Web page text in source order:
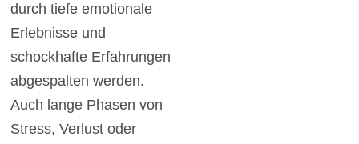
durch tiefe emotionale
Erlebnisse und
schockhafte Erfahrungen
abgespalten werden.
Auch lange Phasen von
Stress, Verlust oder